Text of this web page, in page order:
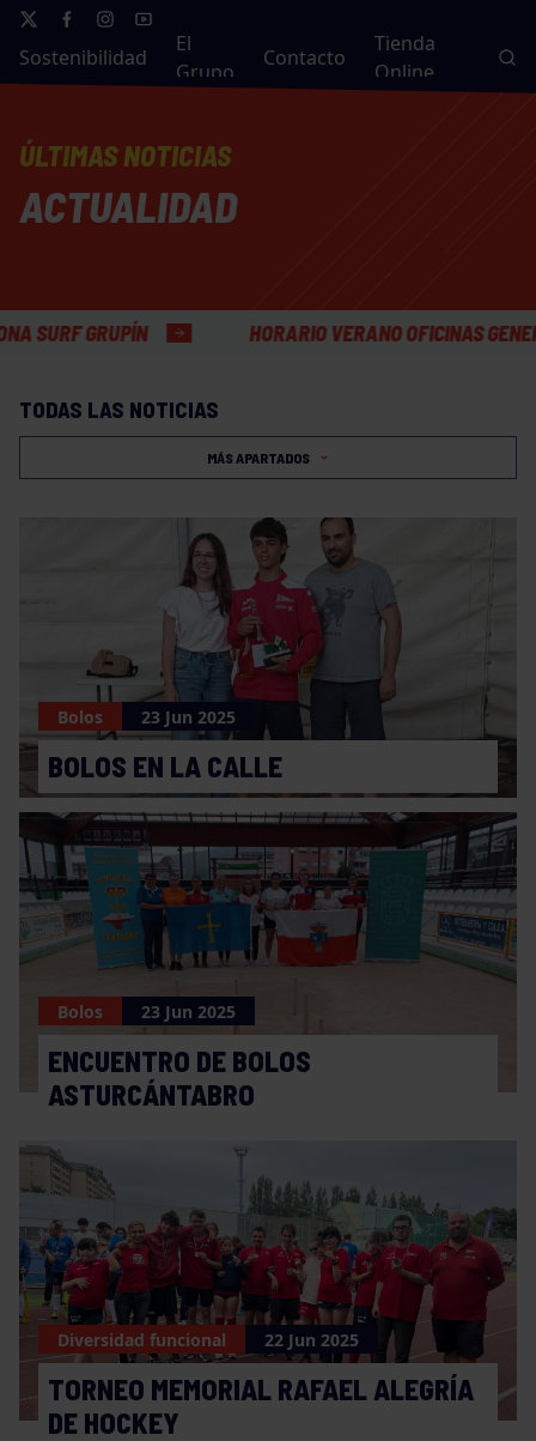
Sostenibilidad
El
Grupo
Contacto
Tienda
Online
ÚLTIMAS NOTICIAS
ACTUALIDAD
HORARIO VERANO OFICINAS GENERALES
TODAS LAS NOTICIAS
MÁS APARTADOS
Bolos 23 Jun 2025
BOLOS EN LA CALLE
Bolos 23 Jun 2025
ENCUENTRO DE BOLOS
ASTURCÁNTABRO
Diversidad funcional 22 Jun 2025
TORNEO MEMORIAL RAFAEL ALEGRÍA
DE HOCKEY